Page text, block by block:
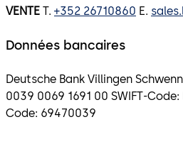
VENTE T. +352 26710860 E.
Données bancaires
Deutsche Bank Villingen
0039 0069 1691 00 SWIFT-Code:
Code: 69470039